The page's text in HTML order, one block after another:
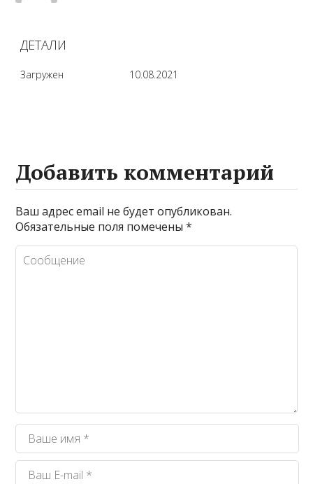
ДЕТАЛИ
Загружен 10.08.2021
Добавить комментарий
Ваш адрес email не будет опубликован.
Обязательные поля помечены*